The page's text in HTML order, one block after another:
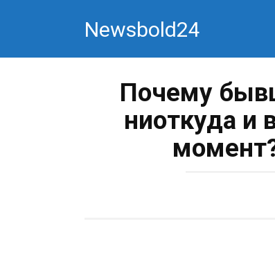
Newsbold24
Почему
ниоткуда и